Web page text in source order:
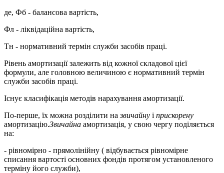
де, Фб - балансова вартість,
Фл - ліквідаційна вартість,
Тн - нормативний термін служби засобів праці.
Рівень амортизації залежить від кожної складової цієї
формули, але головною величиною є нормативний термін
служби засобів праці.
Існує класифікація методів нарахування амортизації.
По-перше, їх можна розділити назвичайну і прискорену
амортизацію.Звичайна амортизація, у свою чергу поділяється
на:
- рівномірно - прямолінійну ( відбувається рівномірне
списання вартості основних фондів протягом установленого
терміну його служби),